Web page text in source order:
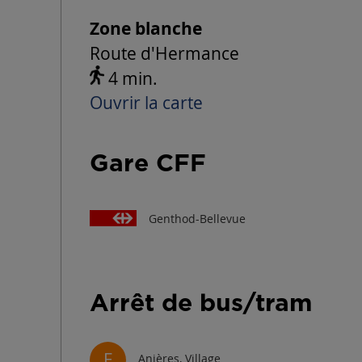
Zone blanche
Route d'Hermance
4 min.
Ouvrir la carte
Gare CFF
Genthod-Bellevue
Arrêt de bus/tram
Anières, Village